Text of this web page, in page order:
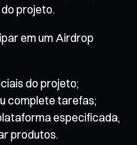
projeto.
em um Airdrop
do projeto;
complete tarefas;
especificada,
produtos.